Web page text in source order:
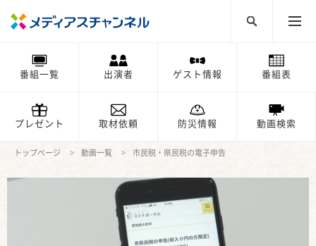
番組一覧 出演者 ゲスト情報 番組表
プレゼント 取材依頼 防災情報 動画検索
トップページ 動画一覧 市民税・県民税の電子申告